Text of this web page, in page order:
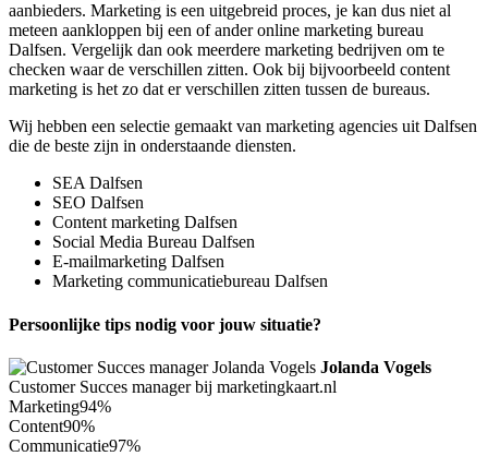
aanbieders. Marketing is een uitgebreid proces, je kan dus niet al
meteen aankloppen bij een of ander online marketing bureau
Dalfsen. Vergelijk dan ook meerdere marketing bedrijven om te
checken waar de verschillen zitten. Ook bij bijvoorbeeld content
marketing is het zo dat er verschillen zitten tussen de bureaus.
Wij hebben een selectie gemaakt van marketing agencies uit Dalfsen
die de beste zijn in onderstaande diensten.
SEA Dalfsen
SEO Dalfsen
Content marketing Dalfsen
Social Media Bureau Dalfsen
E-mailmarketing Dalfsen
Marketing communicatiebureau Dalfsen
Persoonlijke tips nodig voor jouw situatie?
Jolanda Vogels
Customer Succes manager bij marketingkaart.nl
Marketing94%
Content90%
Communicatie97%